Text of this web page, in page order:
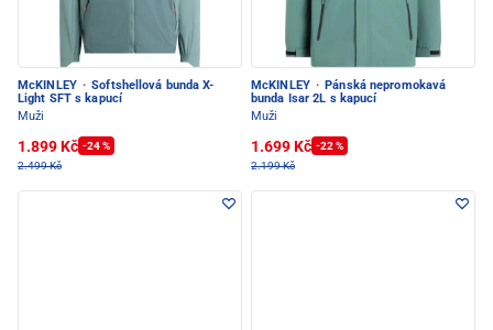
McKINLEY · Softshellová bunda X-
Light SFT s kapucí
Muži
1.899 Kč -24 %
2.499 Kč
McKINLEY · Pánská nepromokavá
bunda Isar 2L s kapucí
Muži
1.699 Kč -22 %
2.199 Kč